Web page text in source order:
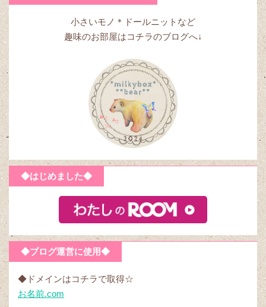
小さいモノ＊ドールニットなど
趣味のお部屋はコチラのブログへ↓
◆はじめました◆
◆ブログ運営に使用◆
◆ドメインはコチラで取得☆
お名前.com